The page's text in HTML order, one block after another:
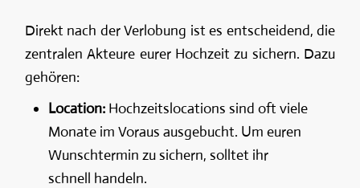
Direkt nach der Verlobung ist es entscheidend, die
zentralen Akteure eurer Hochzeit zu sichern. Dazu
gehören:
Location: Hochzeitslocations sind oft viele
Monate im Voraus ausgebucht. Um euren
Wunschtermin zu sichern, solltet ihr
schnell handeln.